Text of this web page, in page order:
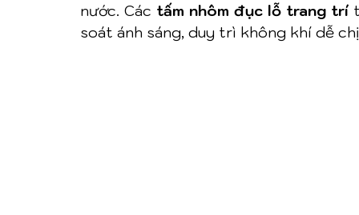
nước. Các tấm nhôm đục lỗ trang trí
soát ánh sáng, duy trì không khí dễ